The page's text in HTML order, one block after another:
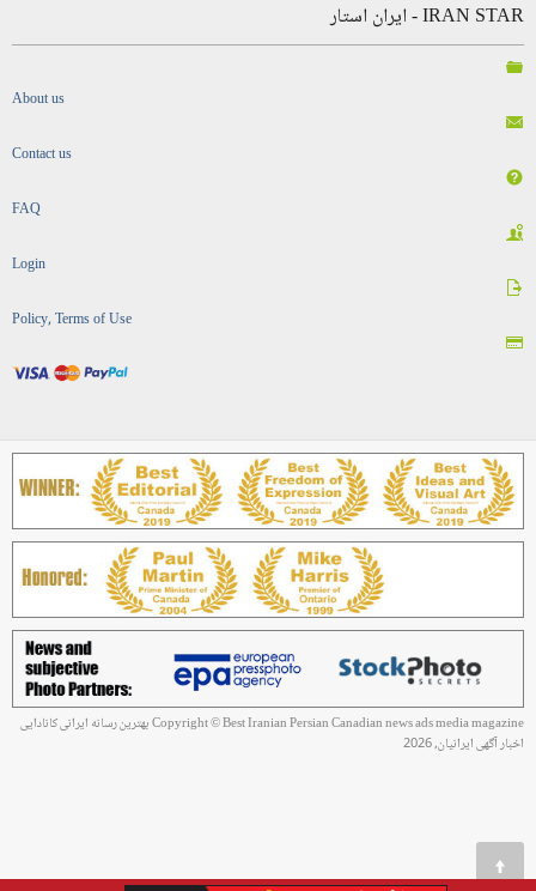
IRAN STAR - ایران استار
About us
Contact us
FAQ
Login
Policy, Terms of Use
Copyright © Best Iranian Persian Canadian news ads media magazine بهترین رسانه ایرانی کانادایی
اخبار آگهی ایرانیان, 2026